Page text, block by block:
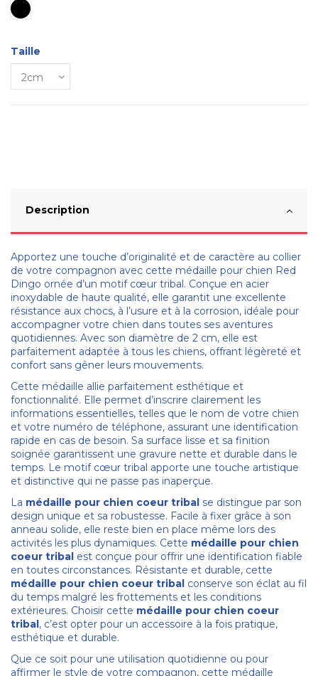
Noir
Taille
Description
Apportez une touche d’originalité et de caractère au collier
de votre compagnon avec cette médaille pour chien Red
Dingo ornée d’un motif cœur tribal. Conçue en acier
inoxydable de haute qualité, elle garantit une excellente
résistance aux chocs, à l’usure et à la corrosion, idéale pour
accompagner votre chien dans toutes ses aventures
quotidiennes. Avec son diamètre de 2 cm, elle est
parfaitement adaptée à tous les chiens, offrant légèreté et
confort sans gêner leurs mouvements.
Cette médaille allie parfaitement esthétique et
fonctionnalité. Elle permet d’inscrire clairement les
informations essentielles, telles que le nom de votre chien
et votre numéro de téléphone, assurant une identification
rapide en cas de besoin. Sa surface lisse et sa finition
soignée garantissent une gravure nette et durable dans le
temps. Le motif cœur tribal apporte une touche artistique
et distinctive qui ne passe pas inaperçue.
La médaille pour chien coeur tribal se distingue par son
design unique et sa robustesse. Facile à fixer grâce à son
anneau solide, elle reste bien en place même lors des
activités les plus dynamiques. Cette médaille pour chien
coeur tribal est conçue pour offrir une identification fiable
en toutes circonstances. Résistante et durable, cette
médaille pour chien coeur tribal conserve son éclat au fil
du temps malgré les frottements et les conditions
extérieures. Choisir cette médaille pour chien coeur
tribal, c’est opter pour un accessoire à la fois pratique,
esthétique et durable.
Que ce soit pour une utilisation quotidienne ou pour
affirmer le style de votre compagnon, cette médaille